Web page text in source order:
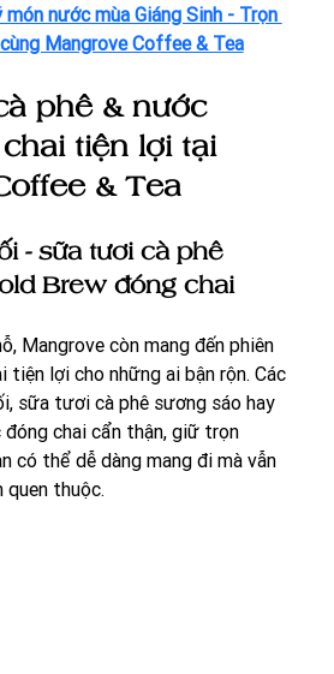
món nước mùa Giáng Sinh - Trọn
Mangrove Coffee & Tea
phê & nước
tiện lợi tại
& Tea
- sữa tươi cà phê
Brew đóng chai
Mangrove còn mang đến phiên
tiện lợi cho những ai bận rộn. Các
sữa tươi cà phê sương sáo hay
chai cẩn thận, giữ trọn
có thể dễ dàng mang đi mà vẫn
quen thuộc.